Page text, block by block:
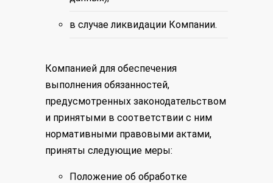
в случае ликвидации Компании.
Компанией для обеспечения
выполнения обязанностей,
предусмотренных законодательством
и принятыми в соответствии с ним
нормативными правовыми актами,
приняты следующие меры:
Положение об обработке